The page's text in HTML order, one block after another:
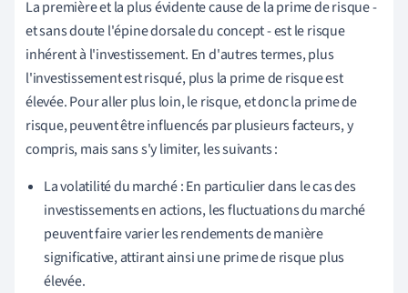
La première et la plus évidente cause de la prime de risque -
et sans doute l'épine dorsale du concept - est le risque
inhérent à l'investissement. En d'autres termes, plus
l'investissement est risqué, plus la prime de risque est
élevée. Pour aller plus loin, le risque, et donc la prime de
risque, peuvent être influencés par plusieurs facteurs, y
compris, mais sans s'y limiter, les suivants :
La volatilité du marché : En particulier dans le cas des
investissements en actions, les fluctuations du marché
peuvent faire varier les rendements de manière
significative, attirant ainsi une prime de risque plus
élevée.